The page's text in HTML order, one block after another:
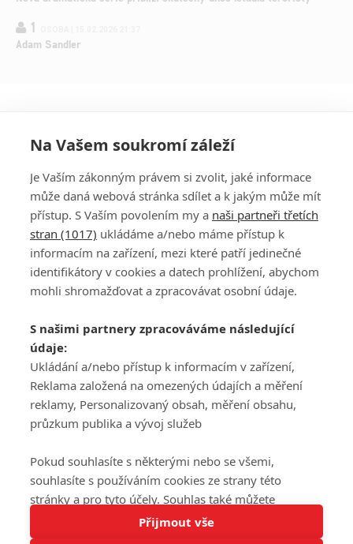
Tato stránka používá soubory cookies.
1
Adam Sandler
PŘIHLÁSIT
REGISTROVAT
DISKUZE
Šéfredaktorkou webu jePetr Slavík, e-mailserialy@fandimefilmu.cz
Máte-li zájem o inzerci na našem webu napište nám na e-mail
studio@koncal.com
Ochrana osobních údajů|Zásady používání cookies |Pravidla webu
Upravit nastavení soukromí
© 2016 – 2026 FandimeSerialum.cz / All rights reserved /
Na Vašem soukromí záleží
Je Vaším zákonným právem si zvolit, jaké informace
může daná webová stránka sdílet a k jakým může mít
přístup. S Vaším povolením my a naši partneři třetích
stran (1017) ukládáme a/nebo máme přístup k
informacím na zařízení, mezi které patří jedinečné
identifikátory v cookies a datech prohlížení, abychom
mohli shromažďovat a zpracovávat osobní údaje.
S našimi partnery zpracováváme následující
údaje:
Ukládání a/nebo přístup k informacím v zařízení,
Reklama založená na omezených údajích a měření
reklamy, Personalizovaný obsah, měření obsahu,
průzkum publika a vývoj služeb
Pokud souhlasíte s některými nebo se všemi,
souhlasíte s používáním cookies ze strany této
stránky a pro tyto účely. Souhlas také můžete
odmítnout, ale v takovém případě vám na stránce
nebudou k dispozici některé personalizované funkce.
Přijmout vše